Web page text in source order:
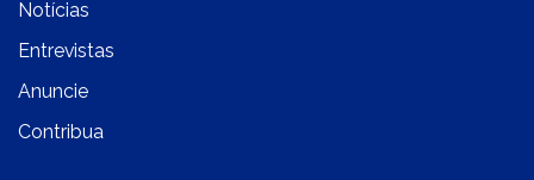
Notícias
Entrevistas
Anuncie
Contribua